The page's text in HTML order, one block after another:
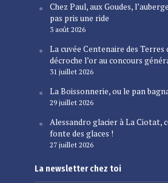
Chez Paul, aux Goudes,
pas pris une ride
3 août 2026
La cuvée Centenaire des
décroche l’or au concours
31 juillet 2026
La Boissonnerie, ou le pan
29 juillet 2026
Alessandro glacier à La Ciotat,
fonte des glaces !
27 juillet 2026
La newsletter chez toi